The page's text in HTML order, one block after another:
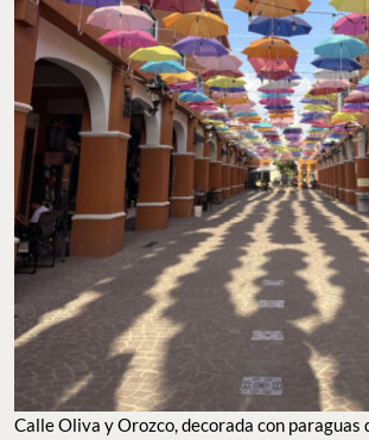
CALLE OLIVA Y OROZCO, DECORADA CON PARAGUAS